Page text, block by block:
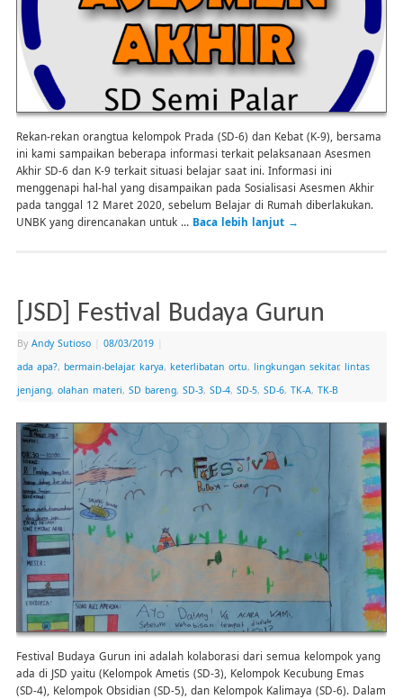
Rekan-rekan orangtua kelompok Prada (SD-6) dan Kebat (K-9), bersama
ini kami sampaikan beberapa informasi terkait pelaksanaan Asesmen
Akhir SD-6 dan K-9 terkait situasi belajar saat ini. Informasi ini
menggenapi hal-hal yang disampaikan pada Sosialisasi Asesmen Akhir
pada tanggal 12 Maret 2020, sebelum Belajar di Rumah diberlakukan.
UNBK yang direncanakan untuk … Baca lebih lanjut →
[JSD] Festival Budaya Gurun
By Andy Sutioso 08/03/2019
ada apa?, bermain-belajar, karya, keterlibatan ortu, lingkungan sekitar, lintas
jenjang, olahan materi, SD bareng, SD-3, SD-4, SD-5, SD-6, TK-A, TK-B
Festival Budaya Gurun ini adalah kolaborasi dari semua kelompok yang
ada di JSD yaitu (Kelompok Ametis (SD-3), Kelompok Kecubung Emas
(SD-4), Kelompok Obsidian (SD-5), dan Kelompok Kalimaya (SD-6). Dalam